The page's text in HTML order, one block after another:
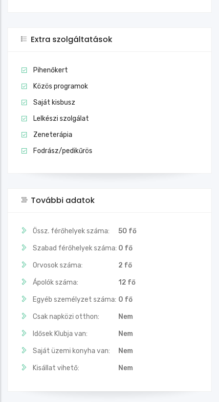
Extra szolgáltatások
Pihenőkert
Közös programok
Saját kisbusz
Lelkészi szolgálat
Zeneterápia
Fodrász/pedikűrös
További adatok
Össz. férőhelyek száma: 50 fő
Szabad férőhelyek száma: 0 fő
Orvosok száma: 2 fő
Ápolók száma: 12 fő
Egyéb személyzet száma: 0 fő
Csak napközi otthon: Nem
Idősek Klubja van: Nem
Saját üzemi konyha van: Nem
Kisállat vihető: Nem